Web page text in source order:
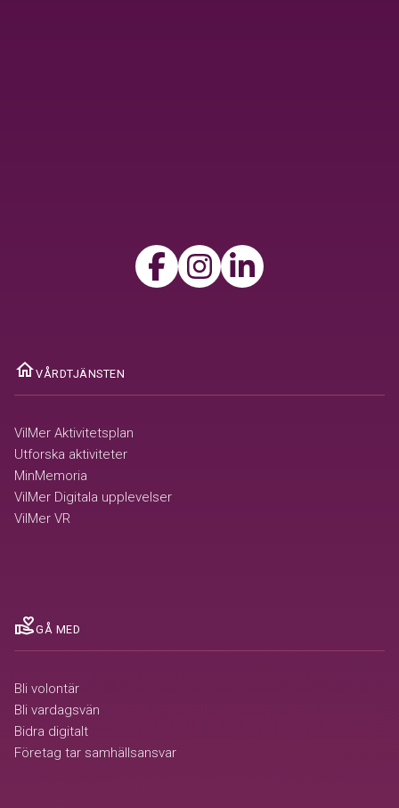
homeVÅRDTJÄNSTEN
VilMer Aktivitetsplan
Utforska aktiviteter
MinMemoria
VilMer Digitala upplevelser
VilMer VR
volunteer_activismGÅ MED
Bli volontär
Bli vardagsvän
Bidra digitalt
Företag tar samhällsansvar